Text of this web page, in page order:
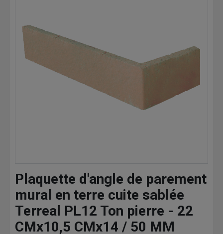
Plaquette d'angle de parement
mural en terre cuite sablée
Terreal PL12 Ton pierre - 22
CMx10,5 CMx14 / 50 MM